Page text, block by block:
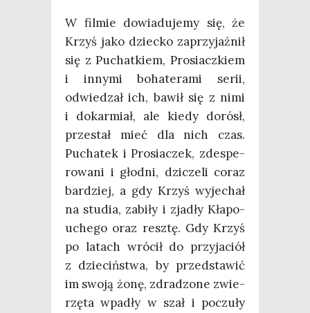
W fil­mie dowia­du­je­my się, że
Krzyś jako dziec­ko zaprzy­jaź­nił
się z Puchat­kiem, Pro­siacz­kiem
i inny­mi boha­te­ra­mi serii,
odwie­dzał ich, bawił się z nimi
i dokar­miał, ale kie­dy dorósł,
prze­stał mieć dla nich czas.
Pucha­tek i Pro­sia­czek, zde­spe­
ro­wa­ni i głod­ni, dzi­cze­li coraz
bar­dziej, a gdy Krzyś wyje­chał
na stu­dia, zabi­ły i zja­dły Kła­po­
uche­go oraz resz­tę. Gdy Krzyś
po latach wró­cił do przy­ja­ciół
z dzie­ciń­stwa, by przed­sta­wić
im swo­ją żonę, zdra­dzo­ne zwie­
rzę­ta wpa­dły w szał i poczu­ły